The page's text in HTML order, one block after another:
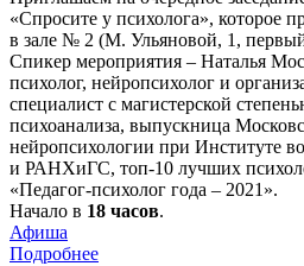
«Спросите у психолога», которое
в зале № 2 (М. Ульяновой, 1,
Спикер мероприятия – Наталья
психолог, нейропсихолог и
специалист с магистерской
психоанализа, выпускница
нейропсихологии при Институте
и РАНХиГС, топ-10 лучших
«Педагог-психолог года – 2021».
Начало в 18 часов.
Афиша
Подробнее